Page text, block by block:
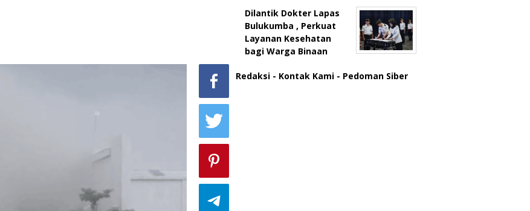
Dilantik Dokter Lapas
Bulukumba , Perkuat
Layanan Kesehatan
bagi Warga Binaan
Redaksi - Kontak Kami - Pedoman Siber